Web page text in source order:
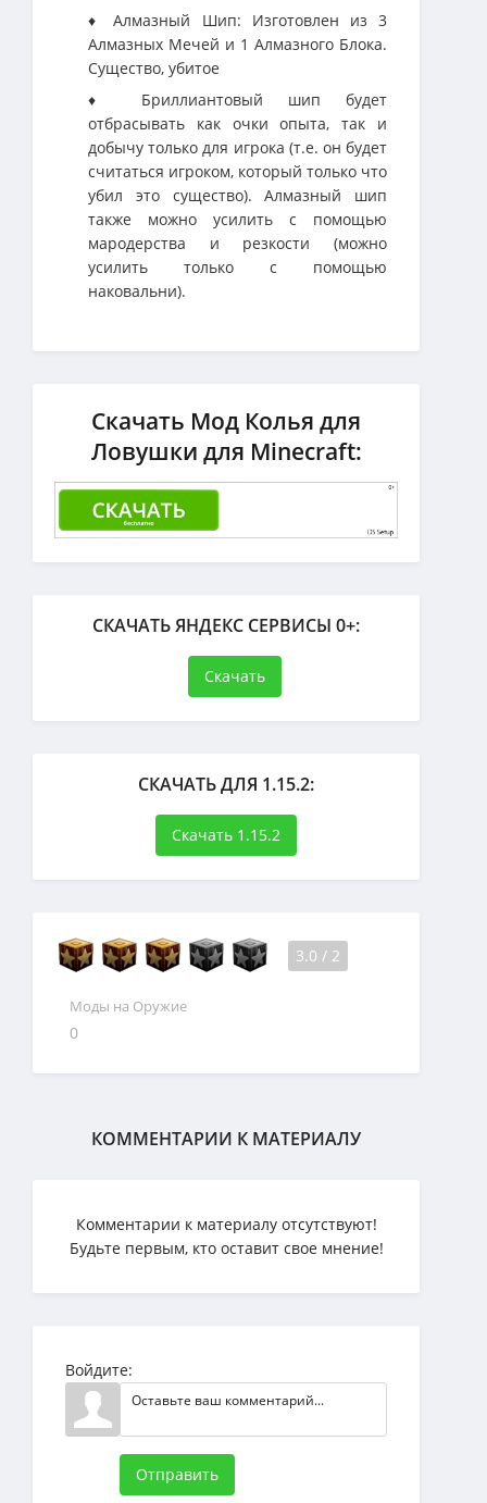
♦ Алмазный Шип: Изготовлен из 3
Алмазных Мечей и 1 Алмазного Блока.
Существо, убитое
♦ Бриллиантовый шип будет
отбрасывать как очки опыта, так и
добычу только для игрока (т.е. он будет
считаться игроком, который только что
убил это существо). Алмазный шип
также можно усилить с помощью
мародерства и резкости (можно
усилить только с помощью
наковальни).
Скачать Мод Колья для
Ловушки для Minecraft:
СКАЧАТЬ ЯНДЕКС СЕРВИСЫ 0+:
Скачать
СКАЧАТЬ ДЛЯ 1.15.2:
Скачать 1.15.2
3.0 / 2
Моды на Оружие
0
КОММЕНТАРИИ К МАТЕРИАЛУ
Комментарии к материалу отсутствуют!
Будьте первым, кто оставит свое мнение!
Войдите:
Отправить